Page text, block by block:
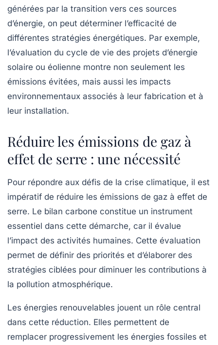
générées par la transition vers ces sources
d’énergie, on peut déterminer l’efficacité de
différentes stratégies énergétiques. Par exemple,
l’évaluation du cycle de vie des projets d’énergie
solaire ou éolienne montre non seulement les
émissions évitées, mais aussi les impacts
environnementaux associés à leur fabrication et à
leur installation.
Réduire les émissions de gaz à
effet de serre : une nécessité
Pour répondre aux défis de la crise climatique, il est
impératif de réduire les émissions de gaz à effet de
serre. Le bilan carbone constitue un instrument
essentiel dans cette démarche, car il évalue
l’impact des activités humaines. Cette évaluation
permet de définir des priorités et d’élaborer des
stratégies ciblées pour diminuer les contributions à
la pollution atmosphérique.
Les énergies renouvelables jouent un rôle central
dans cette réduction. Elles permettent de
remplacer progressivement les énergies fossiles et